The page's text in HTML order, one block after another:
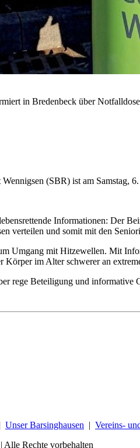
in Bredenbeck über
(SBR) ist am Samstag,
Informationen: Der
verteilen und somit mit den
Umgang mit Hitzewellen. Mit
Körper im Alter schwerer an
rege Beteiligung und informative
Unser Barsinghausen | Vereins-
Rechte vorbehalten